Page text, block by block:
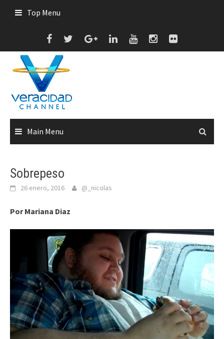
Top Menu
Main Menu
Sobrepeso
26 enero, 2016 @_nicolas
Por Mariana Diaz